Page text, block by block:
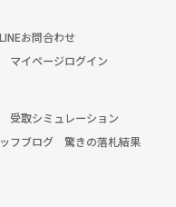
LINEお問合わせ
マイページログイン
受取シミュレーション
フブログ
驚きの落札結果